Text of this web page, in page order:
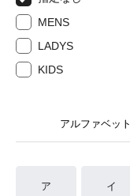
MENS
LADYS
KIDS
アルファベット
ア イ